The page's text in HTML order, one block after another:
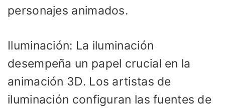
personajes animados.
Iluminación: La iluminación
desempeña un papel crucial en la
animación 3D. Los artistas de
iluminación configuran las fuentes de